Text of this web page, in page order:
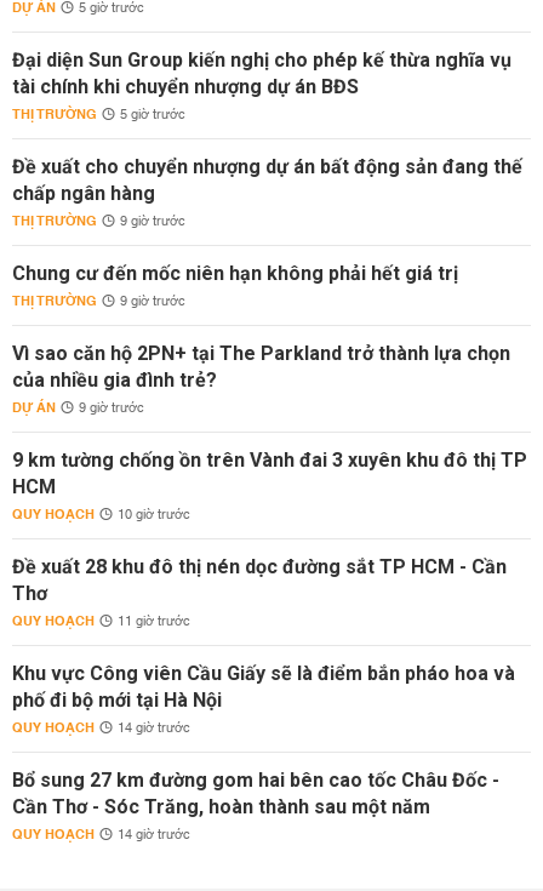
DỰ ÁN 5 giờ trước
Đại diện Sun Group kiến nghị cho phép kế thừa nghĩa vụ
tài chính khi chuyển nhượng dự án BĐS
THỊ TRƯỜNG 5 giờ trước
Đề xuất cho chuyển nhượng dự án bất động sản đang thế
chấp ngân hàng
THỊ TRƯỜNG 9 giờ trước
Chung cư đến mốc niên hạn không phải hết giá trị
THỊ TRƯỜNG 9 giờ trước
Vì sao căn hộ 2PN+ tại The Parkland trở thành lựa chọn
của nhiều gia đình trẻ?
DỰ ÁN 9 giờ trước
9 km tường chống ồn trên Vành đai 3 xuyên khu đô thị TP
HCM
QUY HOẠCH 10 giờ trước
Đề xuất 28 khu đô thị nén dọc đường sắt TP HCM - Cần
Thơ
QUY HOẠCH 11 giờ trước
Khu vực Công viên Cầu Giấy sẽ là điểm bắn pháo hoa và
phố đi bộ mới tại Hà Nội
QUY HOẠCH 14 giờ trước
Bổ sung 27 km đường gom hai bên cao tốc Châu Đốc -
Cần Thơ - Sóc Trăng, hoàn thành sau một năm
QUY HOẠCH 14 giờ trước